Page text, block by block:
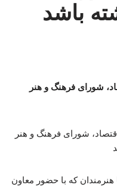
باشد
شورای فرهنگ و هنر
هنرمندان که با حضور معاون